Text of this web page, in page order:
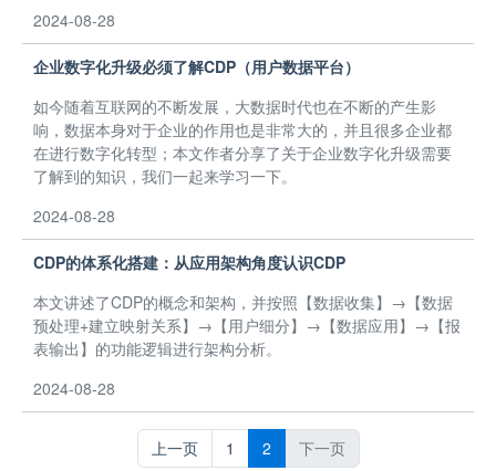
2024-08-28
企业数字化升级必须了解CDP（用户数据平台）
如今随着互联网的不断发展，大数据时代也在不断的产生影
响，数据本身对于企业的作用也是非常大的，并且很多企业都
在进行数字化转型；本文作者分享了关于企业数字化升级需要
了解到的知识，我们一起来学习一下。
2024-08-28
CDP的体系化搭建：从应用架构角度认识CDP
本文讲述了CDP的概念和架构，并按照【数据收集】→【数据
预处理+建立映射关系】→【用户细分】→【数据应用】→【报
表输出】的功能逻辑进行架构分析。
2024-08-28
上一页 1 2 下一页